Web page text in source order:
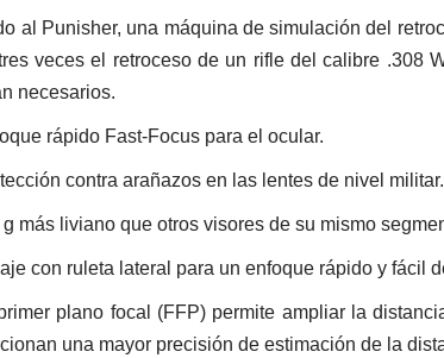
al Punisher, una máquina de simulación del
veces el retroceso de un rifle del calibre .308
necesarios.
rápido Fast-Focus para el ocular.
contra arañazos en las lentes de nivel militar.
más liviano que otros visores de su mismo
con ruleta lateral para un enfoque rápido y fácil
plano focal (FFP) permite ampliar la
una mayor precisión de estimación de la